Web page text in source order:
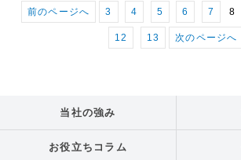
前のページへ 3 4 5 6 7 8
12 13 次のページへ
当社の強み
お役立ちコラム